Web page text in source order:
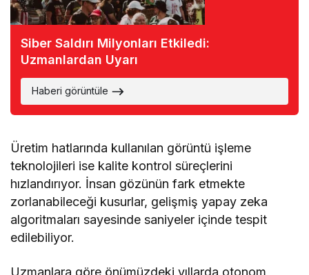
Siber Saldırı Milyonları Etkiledi:
Uzmanlardan Uyarı
Haberi görüntüle
Üretim hatlarında kullanılan görüntü işleme
teknolojileri ise kalite kontrol süreçlerini
hızlandırıyor. İnsan gözünün fark etmekte
zorlanabileceği kusurlar, gelişmiş yapay zeka
algoritmaları sayesinde saniyeler içinde tespit
edilebiliyor.